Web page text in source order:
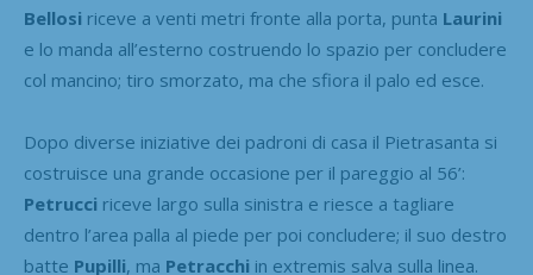
Bellosi riceve a venti metri fronte alla porta, punta Laurini
e lo manda all’esterno costruendo lo spazio per concludere
col mancino; tiro smorzato, ma che sfiora il palo ed esce.
Dopo diverse iniziative dei padroni di casa il Pietrasanta si
costruisce una grande occasione per il pareggio al 56’:
Petrucci riceve largo sulla sinistra e riesce a tagliare
dentro l’area palla al piede per poi concludere; il suo destro
batte Pupilli, ma Petracchi in extremis salva sulla linea.